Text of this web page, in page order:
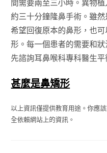
間需要兩至三小時。異物
約三十分鐘隆鼻手術。雖
希望回復原本的鼻形，也
形。每一個患者的需要和
先諮詢耳鼻喉科專科醫生平
甚麼是鼻矯形
以上資訊僅提供教育用途。你應
全依賴網站上的資訊。